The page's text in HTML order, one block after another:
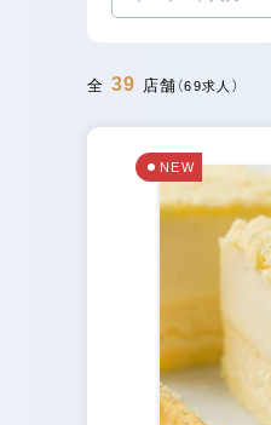
全 39 店舗 （69求人）
NEW